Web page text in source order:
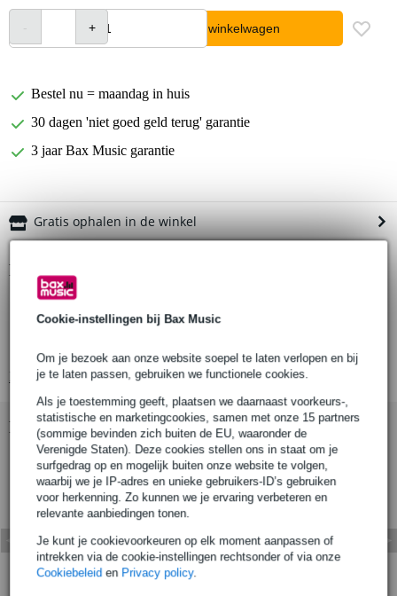
Cookie-instellingen bij Bax Music
Om je bezoek aan onze website soepel te laten verlopen en bij
je te laten passen, gebruiken we functionele cookies.
Als je toestemming geeft, plaatsen we daarnaast voorkeurs-,
statistische en marketingcookies, samen met onze 15 partners
(sommige bevinden zich buiten de EU, waaronder de
Verenigde Staten). Deze cookies stellen ons in staat om je
surfgedrag op en mogelijk buiten onze website te volgen,
waarbij we je IP-adres en unieke gebruikers-ID’s gebruiken
voor herkenning. Zo kunnen we je ervaring verbeteren en
relevante aanbiedingen tonen.
Je kunt je cookievoorkeuren op elk moment aanpassen of
intrekken via de cookie-instellingen rechtsonder of via onze
Cookiebeleid en Privacy policy.
In winkelwagen
Bestel nu = maandag in huis
30 dagen 'niet goed geld terug' garantie
3 jaar Bax Music garantie
Gratis ophalen in de winkel
Productinformatie
aderen: 2.5 mm2, 13 AWG, BC 224 x 0.12 mm (Ø) (OFC)
materiaal mantel: PVC 3.5 mm
Bekijk alle productspecificaties
Bekijk ook eens (5)